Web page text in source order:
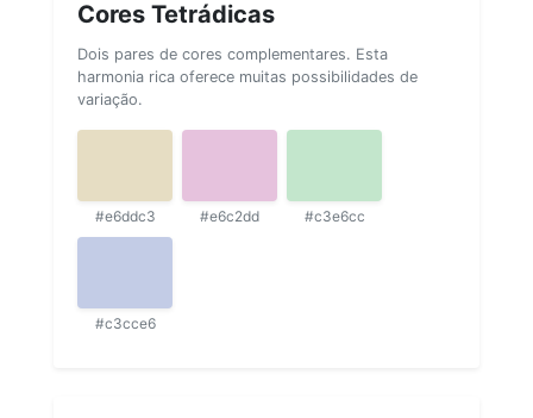
Cores Tetrádicas
Dois pares de cores complementares. Esta
harmonia rica oferece muitas possibilidades de
variação.
#e6ddc3 #e6c2dd #c3e6cc
#c3cce6